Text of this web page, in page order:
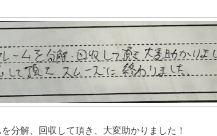
分解、回収して頂き、大変助かりました！